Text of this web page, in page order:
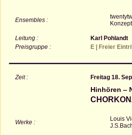
Ensembles :
Leitung :
Karl Pohlandt
Preisgruppe :
E | Freier
Zeit : Freitag 18.
Hinhören ‒
Werke :
Louis